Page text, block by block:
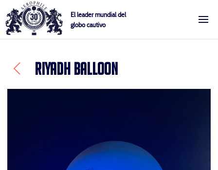
to
content
Aerophile
El leader mundial del
globo cautivo
RIYADH BALLOON
Cookies management panel